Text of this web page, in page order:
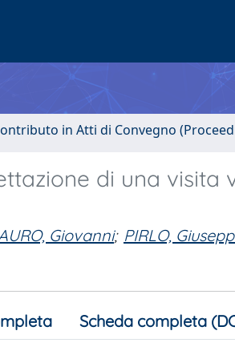
in Atti di Convegno
di una visita
Giovanni; PIRLO,
Scheda completa